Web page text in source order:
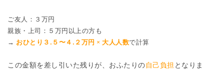
ご友人：３万円
親族・上司：５万円以上の方も
→ おひとり３.５〜４.２万円 × 大人人数で計算
この金額を差し引いた残りが、おふたりの自己負担 となりま